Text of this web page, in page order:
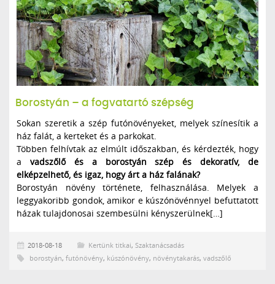
Borostyán – a fogvatartó szépség
Sokan szeretik a szép futónövényeket, melyek színesítik a
ház falát, a kerteket és a parkokat.
Többen felhívtak az elmúlt időszakban, és kérdezték, hogy
a vadszőlő és a borostyán szép és dekoratív, de
elképzelhető, és igaz, hogy árt a ház falának?
Borostyán növény története, felhasználása. Melyek a
leggyakoribb gondok, amikor e kúszónövénnyel befuttatott
házak tulajdonosai szembesülni kényszerülnek[…]
2018-08-18 Kertünk titkai, Szaktanácsadás
borostyán,futónövény, kúszónövény, növénytakarás,vadszőlő